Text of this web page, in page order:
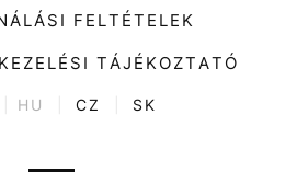
Divat
Kultúra
ENTR
FELTÉTELEK
TÁJÉKOZTATÓ
HU CZ SK